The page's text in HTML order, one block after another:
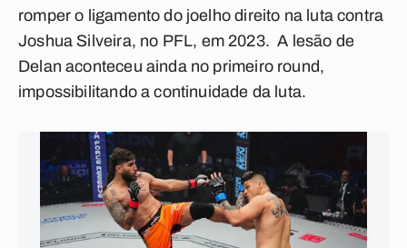
romper o ligamento do joelho direito na luta contra
Joshua Silveira, no PFL, em 2023. A lesão de
Delan aconteceu ainda no primeiro round,
impossibilitando a continuidade da luta.